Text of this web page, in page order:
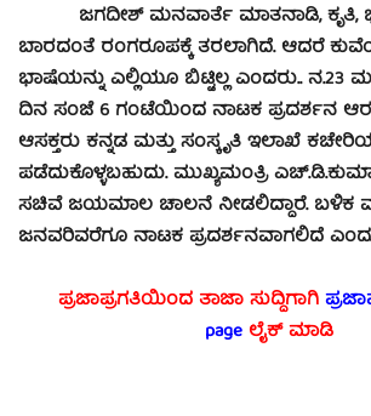
ಜಗದೀಶ್ ಮನವಾರ್ತೆ ಮಾತನಾಡಿ, ಕೃತಿ,
ಬಾರದಂತೆ ರಂಗರೂಪಕ್ಕೆ ತರಲಾಗಿದೆ. ಆದರೆ
ಭಾಷೆಯನ್ನು ಎಲ್ಲಿಯೂ ಬಿಟ್ಟಿಲ್ಲ ಎಂದರು.. ನ.23
ದಿನ ಸಂಜೆ 6 ಗಂಟೆಯಿಂದ ನಾಟಕ ಪ್ರದರ್ಶನ
ಆಸಕ್ತರು ಕನ್ನಡ ಮತ್ತು ಸಂಸ್ಕೃತಿ ಇಲಾಖೆ
ಪಡೆದುಕೊಳ್ಳಬಹುದು. ಮುಖ್ಯಮಂತ್ರಿ
ಸಚಿವೆ ಜಯಮಾಲ ಚಾಲನೆ ನೀಡಲಿದ್ದಾರೆ. ಬಳಿಕ
ಜನವರಿವರೆಗೂ ನಾಟಕ ಪ್ರದರ್ಶನವಾಗಲಿದೆ
ಪ್ರಜಾಪ್ರಗತಿಯಿಂದ ತಾಜಾ ಸುದ್ದಿಗಾಗಿ
page ಲೈಕ್ ಮಾಡಿ